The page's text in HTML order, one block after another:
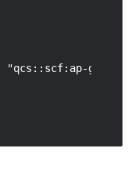
"qcs::scf:ap-